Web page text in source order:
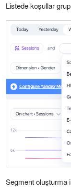
Listede koşullar
Segment oluşturma